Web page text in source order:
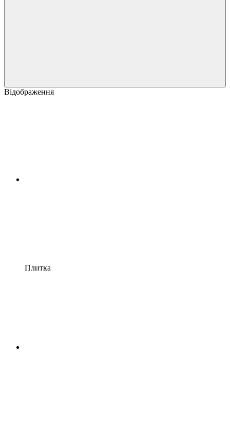
Відображення
Плитка